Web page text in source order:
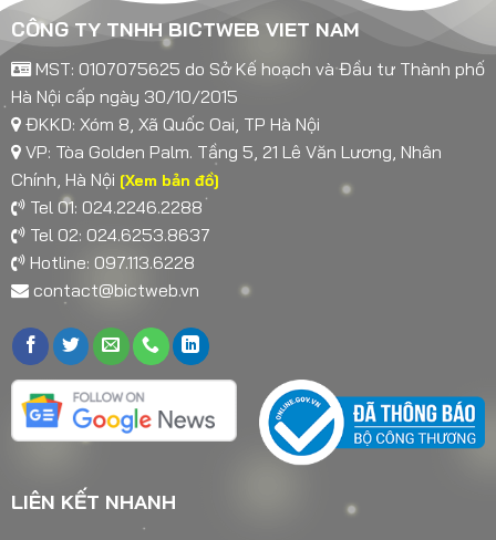
CÔNG TY TNHH BICTWEB VIET NAM
MST: 0107075625 do Sở Kế hoạch và Đầu tư Thành phố
Hà Nội cấp ngày 30/10/2015
ĐKKD: Xóm 8, Xã Quốc Oai, TP Hà Nội
VP: Tòa Golden Palm. Tầng 5, 21 Lê Văn Lương, Nhân
Chính, Hà Nội [Xem bản đồ]
Tel 01: 024.2246.2288
Tel 02: 024.6253.8637
Hotline: 097.113.6228
contact@bictweb.vn
LIÊN KẾT NHANH